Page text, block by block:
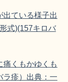
出ている様子出
式)(157キロバ
痛くもかゆくも
ラ疹）出典：一